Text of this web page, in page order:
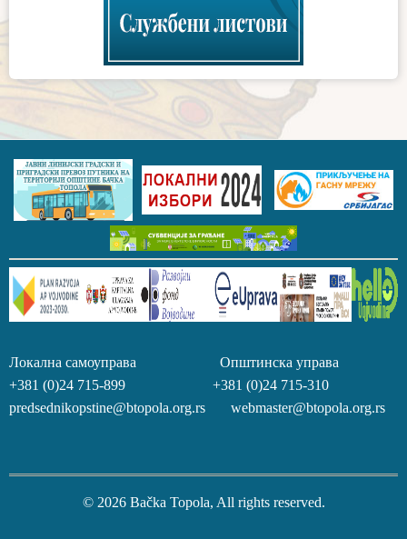
Локална самоуправа Општинска управа
+381 (0)24 715-899 +381 (0)24 715-310
predsednikopstine@btopola.org.rs webmaster@btopola.org.rs
© 2026 Bačka Topola, All rights reserved.